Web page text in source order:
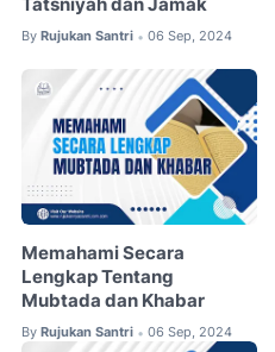
Tatsniyah dan Jamak
By Rujukan Santri • 06 Sep, 2024
Memahami Secara
Lengkap Tentang
Mubtada dan Khabar
By Rujukan Santri • 06 Sep, 2024